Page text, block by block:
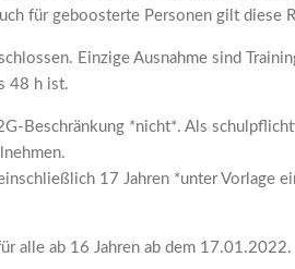
für geboosterte Personen gilt diese
Einzige Ausnahme sind
48 h ist.
Beschränkung *nicht*. Als
17 Jahren *unter Vorlage
alle ab 16 Jahren ab dem 17.01.2022.